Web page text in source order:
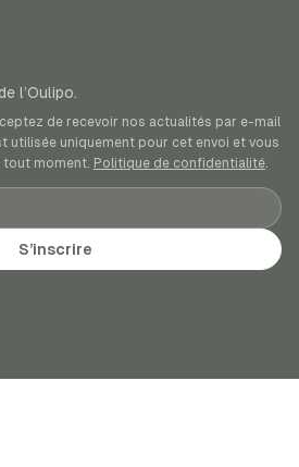
l’Oulipo.
de recevoir nos actualités par e-mail
utilisée uniquement pour cet envoi et vous
tout moment. Politique de confidentialité.
S’inscrire